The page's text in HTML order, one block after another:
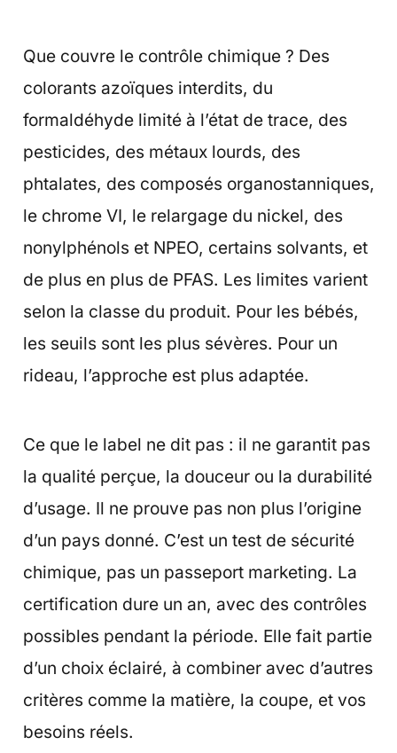
Que couvre le contrôle chimique ? Des
colorants azoïques interdits, du
formaldéhyde limité à l’état de trace, des
pesticides, des métaux lourds, des
phtalates, des composés organostanniques,
le chrome VI, le relargage du nickel, des
nonylphénols et NPEO, certains solvants, et
de plus en plus de PFAS. Les limites varient
selon la classe du produit. Pour les bébés,
les seuils sont les plus sévères. Pour un
rideau, l’approche est plus adaptée.
Ce que le label ne dit pas : il ne garantit pas
la qualité perçue, la douceur ou la durabilité
d’usage. Il ne prouve pas non plus l’origine
d’un pays donné. C’est un test de sécurité
chimique, pas un passeport marketing. La
certification dure un an, avec des contrôles
possibles pendant la période. Elle fait partie
d’un choix éclairé, à combiner avec d’autres
critères comme la matière, la coupe, et vos
besoins réels.